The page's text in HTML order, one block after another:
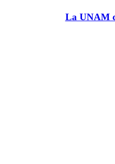
La UNAM